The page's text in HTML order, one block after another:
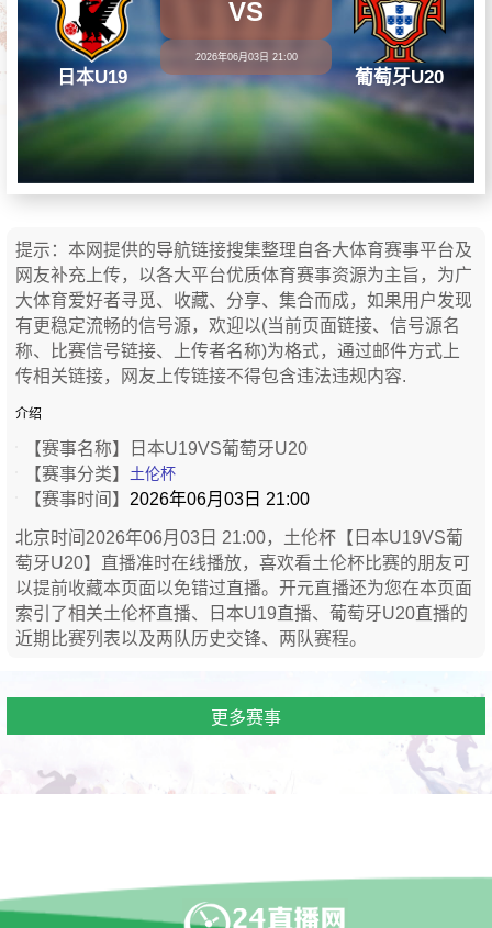
日本U19
VS
2026年06月03日 21:00
葡萄牙U20
提示：本网提供的导航链接搜集整理自各大体育赛事平台及
网友补充上传，以各大平台优质体育赛事资源为主旨，为广
大体育爱好者寻觅、收藏、分享、集合而成，如果用户发现
有更稳定流畅的信号源，欢迎以(当前页面链接、信号源名
称、比赛信号链接、上传者名称)为格式，通过邮件方式上
传相关链接，网友上传链接不得包含违法违规内容.
介绍
【赛事名称】
日本U19VS葡萄牙U20
【赛事分类】 土伦杯
【赛事时间】 2026年06月03日 21:00
北京时间2026年06月03日 21:00，土伦杯【日本U19VS葡
萄牙U20】直播准时在线播放，喜欢看土伦杯比赛的朋友可
以提前收藏本页面以免错过直播。开元直播还为您在本页面
索引了相关土伦杯直播、日本U19直播、葡萄牙U20直播的
近期比赛列表以及两队历史交锋、两队赛程。
更多赛事